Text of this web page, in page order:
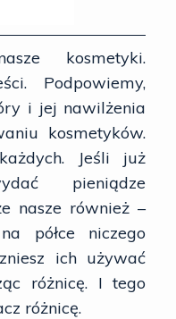
kosmetyki.
Podpowiemy,
i jej nawilżenia
kosmetyków.
Jeśli już
pieniądze
nasze również –
półce niczego
ich używać
różnicę. I tego
różnicę.